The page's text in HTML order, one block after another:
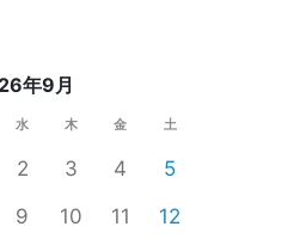
年9月
水 木 金 土
2 3 4
5
9 10 11
12